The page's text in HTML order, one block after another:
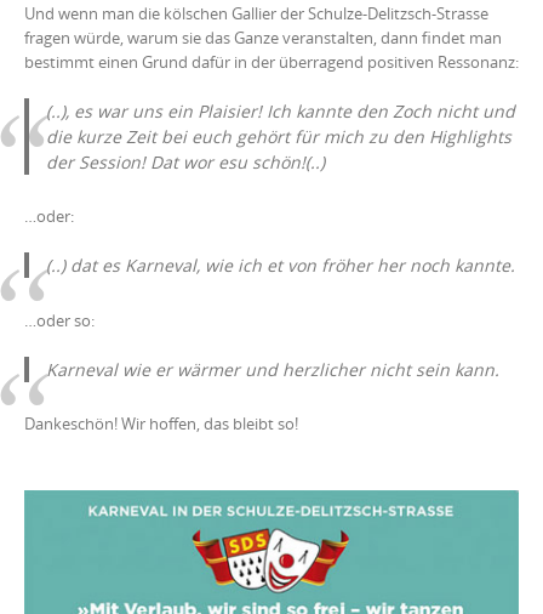
Und wenn man die kölschen Gallier der Schulze-Delitzsch-Strasse
fragen würde, warum sie das Ganze veranstalten, dann findet man
bestimmt einen Grund dafür in der überragend positiven Ressonanz:
(..), es war uns ein Plaisier! Ich kannte den Zoch nicht und
die kurze Zeit bei euch gehört für mich zu den Highlights
der Session! Dat wor esu schön!(..)
…oder:
(..) dat es Karneval, wie ich et von fröher her noch kannte.
…oder so:
Karneval wie er wärmer und herzlicher nicht sein kann.
Dankeschön! Wir hoffen, das bleibt so!